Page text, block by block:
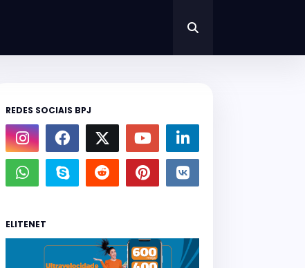
REDES SOCIAIS BPJ
ELITENET